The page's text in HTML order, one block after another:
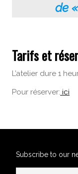
de
Tarifs et
L’atelier dure 1
Pour réserver: ici
Subscribe to our